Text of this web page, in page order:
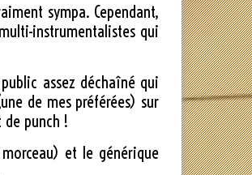
sympa. Cependant,
instrumentalistes qui
assez déchaîné qui
de mes préférées) sur
punch !
et le générique